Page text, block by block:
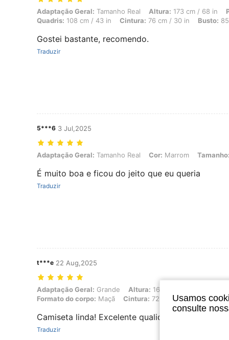
Adaptação Geral: Tamanho Real, Altura: 173 cm / 68 in, Peso: 69
Adaptação Geral: Tamanho Real Altura: 173 cm / 68 in
Quadris: 108 cm / 43 in Cintura: 76 cm / 30 in Busto:
Gostei bastante, recomendo.
Traduzir
5***6 3 Jul,2025
Adaptação Geral: Tamanho Real, Cor: Marrom, Tamanho: M
Adaptação Geral: Tamanho Real Cor: Marrom Tamanho:
É muito boa e ficou do jeito que eu queria
Traduzir
t***e 22 Aug,2025
Adaptação Geral: Grande, Altura: 163 cm / 64 in, Peso: 66 kg /
Adaptação Geral: Grande Altura: 163 cm / 64 in
Formato do corpo: Maçã Cintura: 72 cm / 28 in Quadris:
Camiseta linda! Excelente qualidade, material bom
Traduzir
Usamos
consulte